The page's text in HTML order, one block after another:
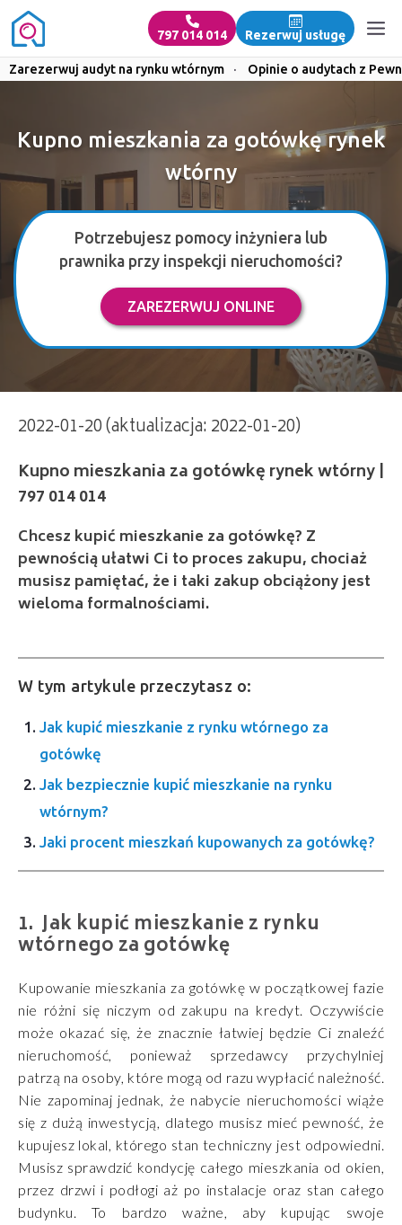
797 014 014 Rezerwuj usługę
Zarezerwuj audyt na rynku wtórnym · Opinie o audytach z
Kupno mieszkania za gotówkę rynek
wtórny
Potrzebujesz pomocy inżyniera lub
prawnika przy inspekcji nieruchomości?
ZAREZERWUJ ONLINE
2022-01-20 (aktualizacja: 2022-01-20)
Kupno mieszkania za gotówkę rynek wtórny |
Chcesz kupić mieszkanie za gotówkę? Z
pewnością ułatwi Ci to proces zakupu, chociaż
musisz pamiętać, że i taki zakup obciążony jest
wieloma formalnościami.
W tym artykule przeczytasz o:
Jak kupić mieszkanie z rynku wtórnego za
gotówkę
Jak bezpiecznie kupić mieszkanie na rynku
wtórnym?
Jaki procent mieszkań kupowanych za gotówkę?
Jak kupić mieszkanie z rynku
wtórnego za gotówkę
Kupowanie mieszkania za gotówkę w początkowej fazie
nie różni się niczym od zakupu na kredyt. Oczywiście
może okazać się, że znacznie łatwiej będzie Ci znaleźć
nieruchomość, ponieważ sprzedawcy przychylniej
patrzą na osoby, które mogą od razu wypłacić należność.
Nie zapominaj jednak, że nabycie nieruchomości wiąże
się z dużą inwestycją, dlatego musisz mieć pewność, że
kupujesz lokal, którego stan techniczny jest odpowiedni.
Musisz sprawdzić kondycję całego mieszkania od okien,
przez drzwi i podłogi aż po instalacje oraz stan całego
budynku. To bardzo ważne, aby kupując swoje